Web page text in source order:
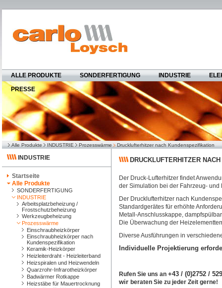
ALLE PRODUKTE SONDERFERTIGUNG INDUSTRIE
PRESSE
Alle Produkte INDUSTRIE Prozesswärme Drucklufterhitzer nach Kundenspezifikation
INDUSTRIE
Startseite
Alle Produkte
SONDERFERTIGUNG
INDUSTRIE
Arbeitsplatzbeheizung /
Frostschutzbeheizung
Werkzeugbeheizung
Prozesswärme
Einschraubheizkörper
Einschraubheizkörper nach
Kundenspezifikation
Keramik-Heizkörper
Heizleiterdraht - Heizleiterband
Heizspiralen und Heizwendeln
Quarzrohr-Infrarotheizkörper
Badwärmer Rotkappe
Heizstäbe für Mauertrocknung
DRUCKLUFTERHITZER
Der Druck-Lufterhitzer findet
der Simulation bei der Fahrzeug- und
Der Drucklufterhitzer nach
Standardgerätes für erhöhte
Metall-Anschlusskappe,
Die Überwachung der
Diverse Ausführungen in
Individuelle Projektierung
Rufen Sie uns an +43 / (0)2752 /
wir beraten Sie zu jeder Zeit gerne!